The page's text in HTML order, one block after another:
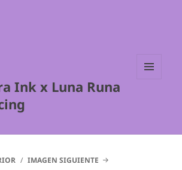
Ink x Luna Runa
IMAGEN SIGUIENTE